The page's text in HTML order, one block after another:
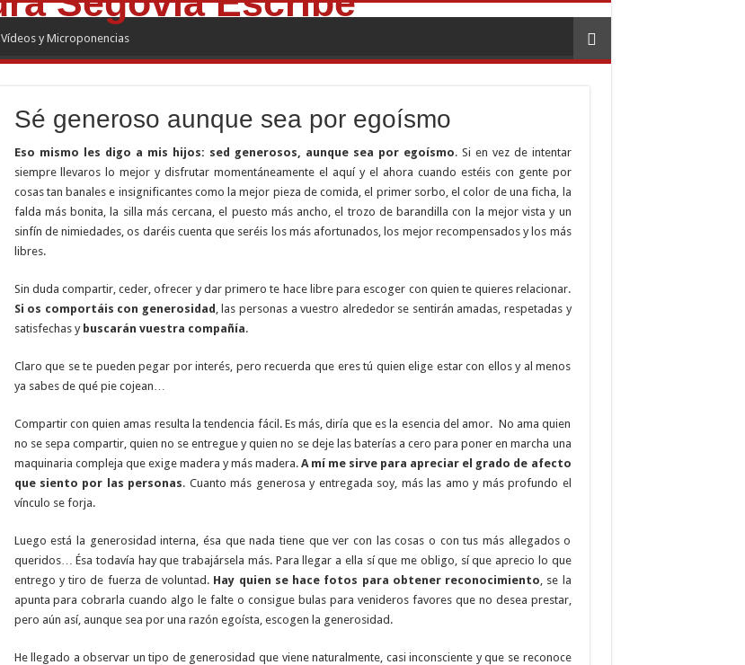
Vídeos y Microponencias
Sé generoso aunque sea por egoísmo
Eso mismo les digo a mis hijos: sed generosos, aunque sea por egoísmo. Si en vez de intentar
siempre llevaros lo mejor y disfrutar momentáneamente el aquí y el ahora cuando estéis con gente por
cosas tan banales e insignificantes como la mejor pieza de comida, el primer sorbo, el color de una ficha, la
falda más bonita, la silla más cercana, el puesto más ancho, el trozo de barandilla con la mejor vista y un
sinfín de nimiedades, os daréis cuenta que seréis los más afortunados, los mejor recompensados y los más
libres.
Sin duda compartir, ceder, ofrecer y dar primero te hace libre para escoger con quien te quieres relacionar.
Si os comportáis con generosidad , las personas a vuestro alrededor se sentirán amadas, respetadas y
satisfechas y buscarán vuestra compañía.
Claro que se te pueden pegar por interés, pero recuerda que eres tú quien elige estar con ellos y al menos
ya sabes de qué pie cojean…
Compartir con quien amas resulta la tendencia fácil. Es más, diría que es la esencia del amor. No ama quien
no se sepa compartir, quien no se entregue y quien no se deje las baterías a cero para poner en marcha una
maquinaria compleja que exige madera y más madera. A mí me sirve para apreciar el grado de afecto
que siento por las personas. Cuanto más generosa y entregada soy, más las amo y más profundo el
vínculo se forja.
Luego está la generosidad interna, ésa que nada tiene que ver con las cosas o con tus más allegados o
queridos… Ésa todavía hay que trabajársela más. Para llegar a ella sí que me obligo, sí que aprecio lo que
entrego y tiro de fuerza de voluntad. Hay quien se hace fotos para obtener reconocimiento , se la
apunta para cobrarla cuando algo le falte o consigue bulas para venideros favores que no desea prestar,
pero aún así, aunque sea por una razón egoísta, escogen la generosidad.
He llegado a observar un tipo de generosidad que viene naturalmente, casi inconsciente y que se reconoce